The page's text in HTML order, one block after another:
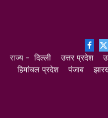
X
राज्य -दिल्ली उत्तर प्रदेश
हिमांचल प्रदेश
पंजाब